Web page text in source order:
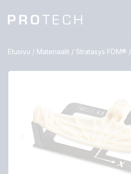
Etusivu / Materiaalit / Stratasys FDM® /